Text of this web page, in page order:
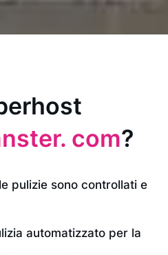
com?
pulizie sono controllati e
automatizzato per la